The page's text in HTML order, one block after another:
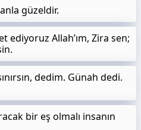
güzeldir.
ediyoruz Allah’ım, Zira sen;
dedim. Günah dedi.
bir eş olmalı insanın